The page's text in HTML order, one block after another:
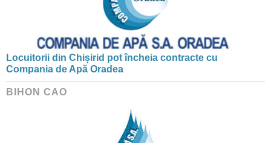
Locuitorii din Chișirid pot încheia contracte cu
Compania de Apă Oradea
BIHON CAO